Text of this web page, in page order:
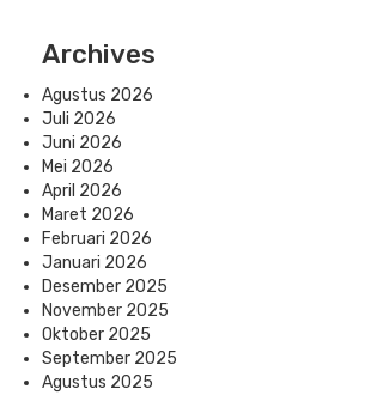
Archives
Agustus 2026
Juli 2026
Juni 2026
Mei 2026
April 2026
Maret 2026
Februari 2026
Januari 2026
Desember 2025
November 2025
Oktober 2025
September 2025
Agustus 2025